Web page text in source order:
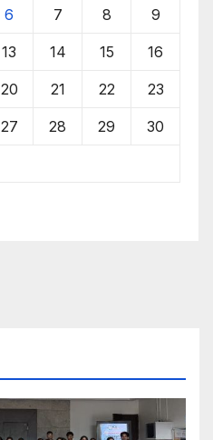
6 7 8 9
13 14 15 16
20 21 22 23
27 28 29 30